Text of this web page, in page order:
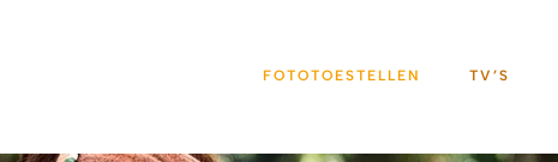
FOTOTOESTELLEN TV’S